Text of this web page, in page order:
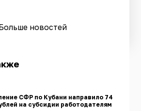
новостей
СФР по Кубани направило 74
на субсидии работодателям